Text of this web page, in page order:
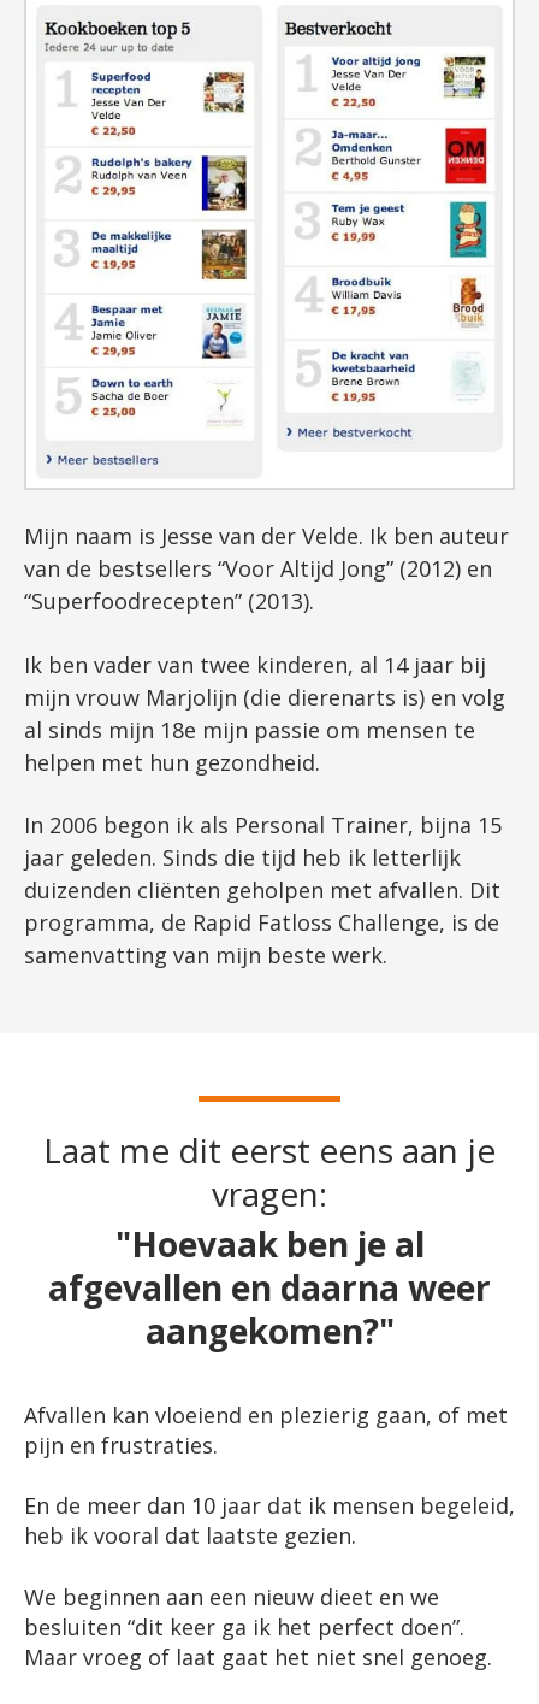
Mijn naam is Jesse van der Velde. Ik ben auteur
van de bestsellers “Voor Altijd Jong” (2012) en
“Superfoodrecepten” (2013).
Ik ben vader van twee kinderen, al 14 jaar bij
mijn vrouw Marjolijn (die dierenarts is) en volg
al sinds mijn 18e mijn passie om mensen te
helpen met hun gezondheid.
In 2006 begon ik als Personal Trainer, bijna 15
jaar geleden. Sinds die tijd heb ik letterlijk
duizenden cliënten geholpen met afvallen. Dit
programma, de Rapid Fatloss Challenge, is de
samenvatting van mijn beste werk.
Laat me dit eerst eens aan je
vragen:
"Hoevaak ben je al
afgevallen en daarna weer
aangekomen?"
Afvallen kan vloeiend en plezierig gaan, of met
pijn en frustraties.
En de meer dan 10 jaar dat ik mensen begeleid,
heb ik vooral dat laatste gezien.
We beginnen aan een nieuw dieet en we
besluiten “dit keer ga ik het perfect doen”.
Maar vroeg of laat gaat het niet snel genoeg.